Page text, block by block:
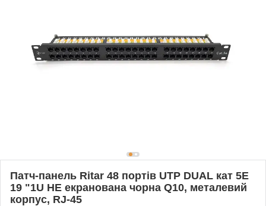
Патч-панель Ritar 48 портiв UTP DUAL кат 5Е
19 "1U НЕ екранована чорна Q10, металевий
корпус, RJ-45